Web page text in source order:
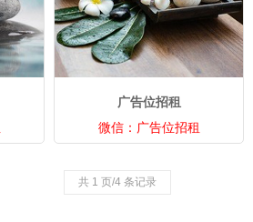
广告位招租
微信：广告位招租
共 1 页/4 条记录